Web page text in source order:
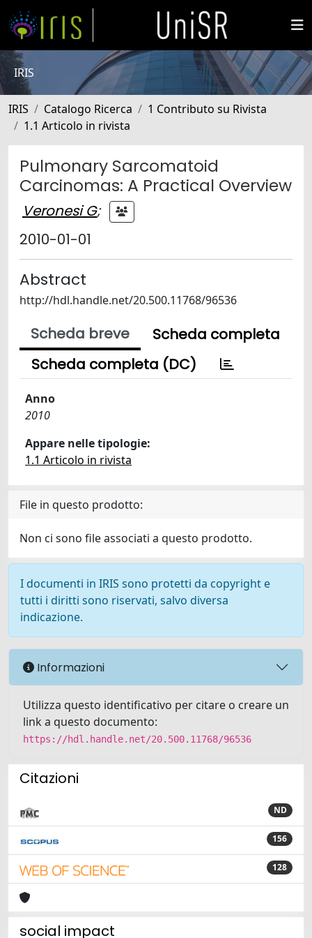
IRIS
IRIS Catalogo Ricerca
1 Contributo su Rivista
1.1 Articolo in rivista
Pulmonary Sarcomatoid
Carcinomas: A Practical Overview
Veronesi G;
2010-01-01
Abstract
http://hdl.handle.net/20.500.11768/96536
Scheda breve
Scheda completa
Scheda completa (DC)
Anno
2010
Appare nelle tipologie:
1.1 Articolo in rivista
File in questo prodotto:
Non ci sono file associati a questo prodotto.
I documenti in IRIS sono protetti da copyright e
tutti i diritti sono riservati, salvo diversa
indicazione.
Informazioni
Utilizza questo identificativo per citare o creare un
link a questo documento:
https://hdl.handle.net/20.500.11768/96536
Citazioni
ND
156
128
social impact